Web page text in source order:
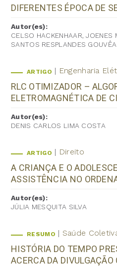
DIFERENTES ÉPOCA DE
Autor(es):
CELSO HACKENHAAR, JOENES
SANTOS RESPLANDES GOUVÊA
ARTIGO Engenharia
RLC OTIMIZADOR –
ELETROMAGNÉTICA DE
Autor(es):
DENIS CARLOS LIMA COSTA
ARTIGO Direito
A CRIANÇA E O
ASSISTÊNCIA NO
Autor(es):
JÚLIA MESQUITA SILVA
RESUMO Saúde
HISTÓRIA DO TEMPO
ACERCA DA